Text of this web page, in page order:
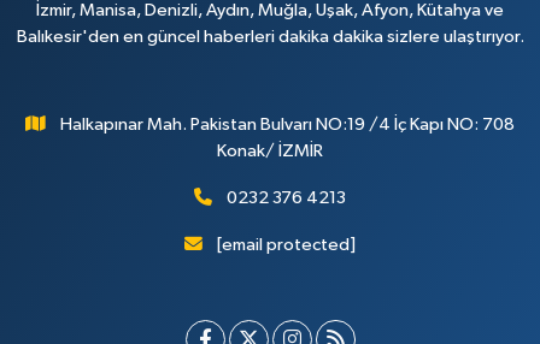
İzmir, Manisa, Denizli, Aydın, Muğla, Uşak, Afyon, Kütahya ve
Balıkesir'den en güncel haberleri dakika dakika sizlere ulaştırıyor.
Halkapınar Mah. Pakistan Bulvarı NO:19 /4 İç Kapı NO: 708
Konak/ İZMİR
0232 376 4213
[email protected]